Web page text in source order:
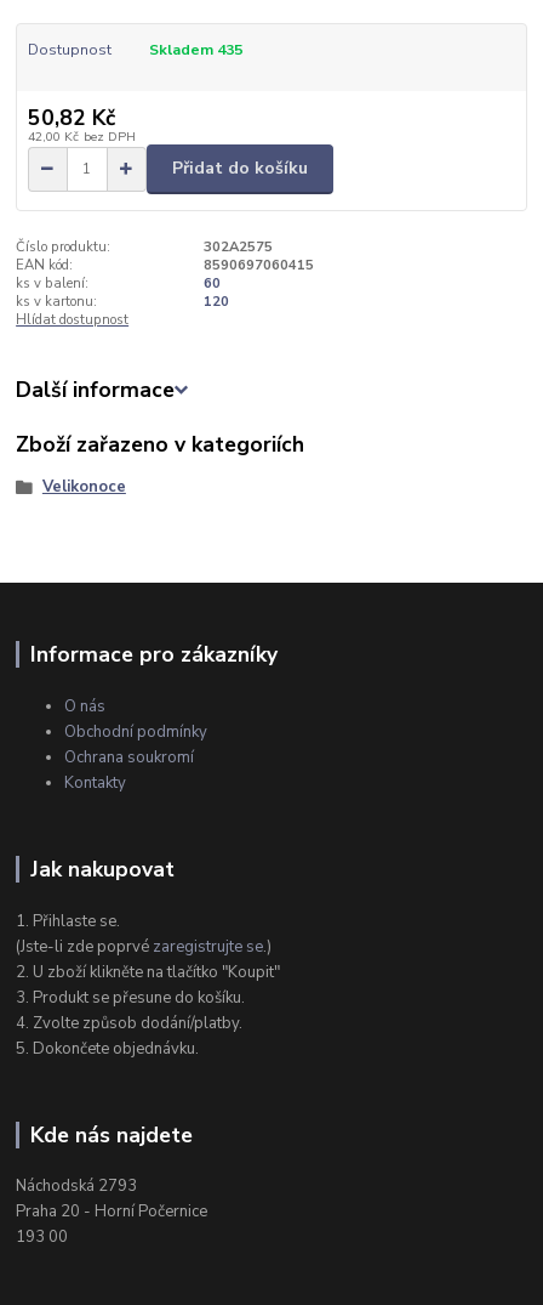
Dostupnost Skladem 435
50,82 Kč
42,00 Kč bez DPH
Přidat do košíku
Číslo produktu:
302A2575
EAN kód:
8590697060415
ks v balení:
60
ks v kartonu:
120
Hlídat dostupnost
Další informace
Zboží zařazeno v kategoriích
Velikonoce
Informace pro zákazníky
O nás
Obchodní podmínky
Ochrana soukromí
Kontakty
Jak nakupovat
1. Přihlaste se.
(Jste-li zde poprvé zaregistrujte se.)
2. U zboží klikněte na tlačítko "Koupit"
3. Produkt se přesune do košíku.
4. Zvolte způsob dodání/platby.
5. Dokončete objednávku.
Kde nás najdete
Náchodská 2793
Praha 20 - Horní Počernice
193 00